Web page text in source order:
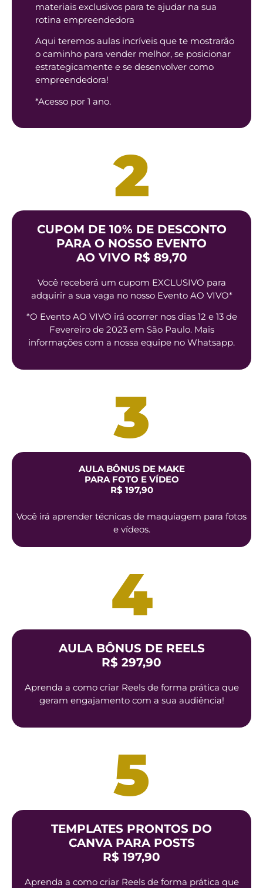
materiais exclusivos para te ajudar na sua
rotina empreendedora
Aqui teremos aulas incríveis que te mostrarão
o caminho para vender melhor, se posicionar
estrategicamente e se desenvolver como
empreendedora!
*Acesso por 1 ano.
2
CUPOM DE 10% DE DESCONTO
PARA O NOSSO EVENTO
AO VIVO R$ 89,70
Você receberá um cupom EXCLUSIVO para
adquirir a sua vaga no nosso Evento AO VIVO*
*O Evento AO VIVO irá ocorrer nos dias 12 e 13 de
Fevereiro de 2023 em São Paulo. Mais
informações com a nossa equipe no Whatsapp.
3
AULA BÔNUS DE MAKE
PARA FOTO E VÍDEO
R$ 197,90
Você irá aprender técnicas de maquiagem para fotos
e vídeos.
4
AULA BÔNUS DE REELS
R$ 297,90
Aprenda a como criar Reels de forma prática que
geram engajamento com a sua audiência!
5
TEMPLATES PRONTOS DO
CANVA PARA POSTS
R$ 197,90
Aprenda a como criar Reels de forma prática que